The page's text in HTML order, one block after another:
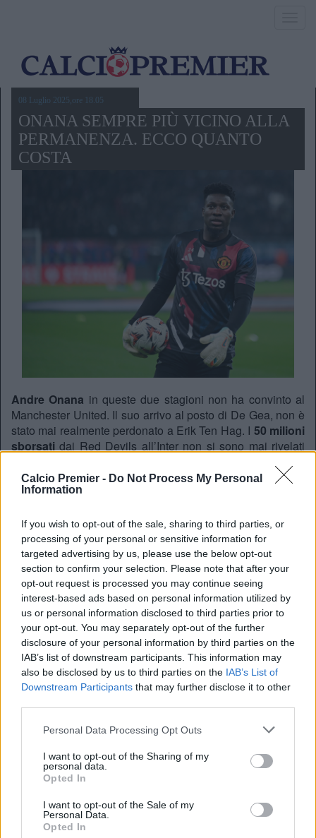
Calcio Premier - Do Not Process My Personal
Information
If you wish to opt-out of the sale, sharing to third parties, or
processing of your personal or sensitive information for
targeted advertising by us, please use the below opt-out
section to confirm your selection. Please note that after your
opt-out request is processed you may continue seeing
interest-based ads based on personal information utilized by
us or personal information disclosed to third parties prior to
your opt-out. You may separately opt-out of the further
disclosure of your personal information by third parties on the
IAB’s list of downstream participants. This information may
also be disclosed by us to third parties on the IAB’s List of
Downstream Participants that may further disclose it to other
Personal Data Processing Opt Outs
I want to opt-out of the Sharing of my
personal data.
Opted In
I want to opt-out of the Sale of my
Personal Data.
Opted In
08 Luglio 2025,ore 18.05
ONANA SEMPRE PIÙ VICINO ALLA
PERMANENZA. ECCO QUANTO
COSTA
Andre Onana in queste due stagioni non ha convinto al
Manchester United. Il suo arrivo al posto di De Gea, non è
stato mai realmente perdonato a Erik Ten Hag. I 50 milioni
sborsati dai Red Devils all’Inter non si sono mai rivelati
sua cessione, cosa sempre più improbabile visto che per
rientrare dell’investimento servirebbe almeno una cifra che
La permanenza
Le possibilità che Onanarimanga si fanno sempre più
alte, come rivela ilDaily Mail. Difficilmente i club
interessati al ragazzo, soprattuttoquelli arabi, offriranno i
fatidici 30 milioni. Nelle ultime settimane si sono alternati
alcuni nomi come quello di Carnesecchi e altri. Per adesso
tutte piste che si sono raffreddate.
Anno di Fondazione:1878 come Newton Health LYR F.C.
Stadio: Old Trafford (75.731)